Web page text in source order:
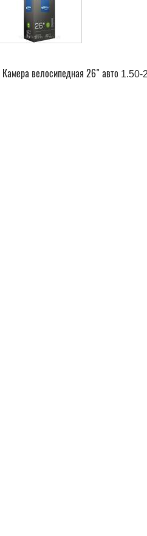
Камера велосипедная 26" авто 1.50-